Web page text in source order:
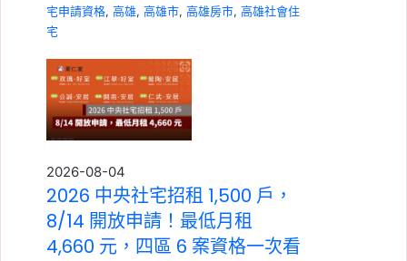
宅申請資格, 高雄, 高雄市, 高雄房市, 高雄社會住
宅
2026-08-04
2026 中央社宅招租 1,500 戶，
8/14 開放申請！最低月租
4,660 元，四區 6 案資格一次看